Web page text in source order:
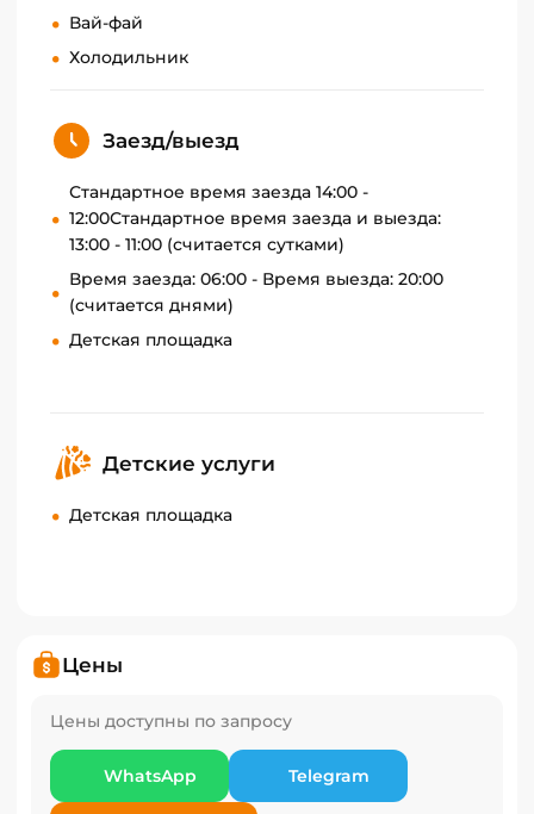
Вай-фай
Холодильник
Заезд/выезд
Стандартное время заезда 14:00 -
12:00Стандартное время заезда и выезда:
13:00 - 11:00 (считается сутками)
Время заезда: 06:00 - Время выезда: 20:00
(считается днями)
Детская площадка
Детские услуги
Детская площадка
Цены
Цены доступны по запросу
WhatsApp Telegram